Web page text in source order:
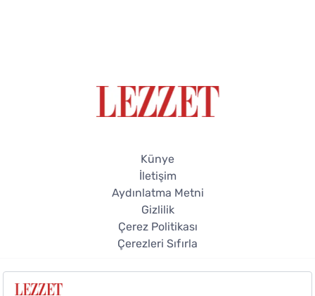
Künye
İletişim
Aydınlatma Metni
Gizlilik
Çerez Politikası
Çerezleri Sıfırla